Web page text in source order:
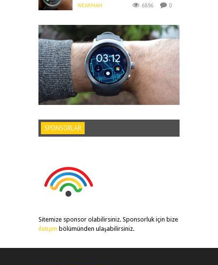
WEARMAN 6896 0
SPONSORLAR
Sitemize sponsor olabilirsiniz. Sponsorluk için bize
iletişim bölümünden ulaşabilirsiniz.